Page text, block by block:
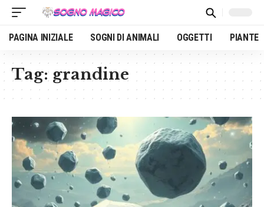
PAGINA INIZIALE SOGNI DI ANIMALI OGGETTI PIANTE
Tag: grandine